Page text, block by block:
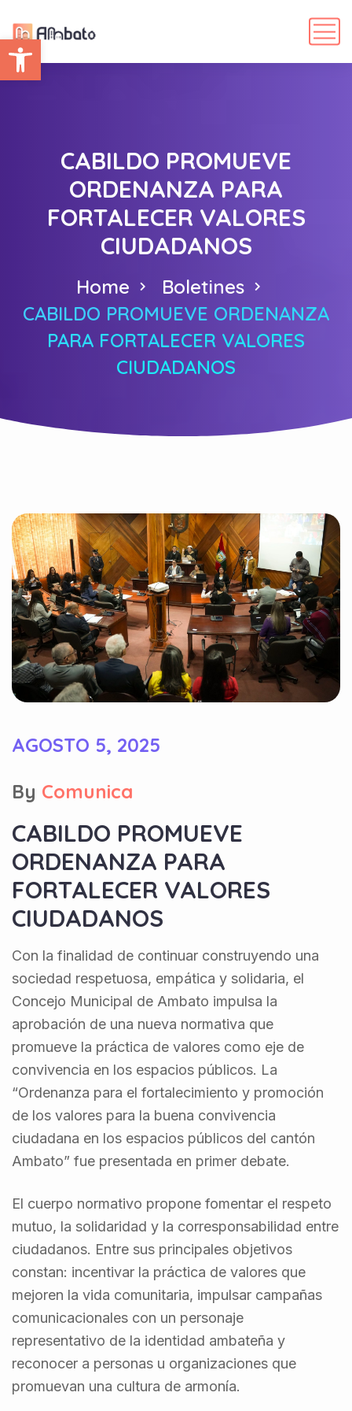
Abrir barra de herramientas
CABILDO PROMUEVE
ORDENANZA PARA
FORTALECER VALORES
CIUDADANOS
Home
Boletines
CABILDO PROMUEVE ORDENANZA
PARA FORTALECER VALORES
CIUDADANOS
AGOSTO 5, 2025
By Comunica
CABILDO PROMUEVE
ORDENANZA PARA
FORTALECER VALORES
CIUDADANOS
Con la finalidad de continuar construyendo una
sociedad respetuosa, empática y solidaria, el
Concejo Municipal de Ambato impulsa la
aprobación de una nueva normativa que
promueve la práctica de valores como eje de
convivencia en los espacios públicos. La
“Ordenanza para el fortalecimiento y promoción
de los valores para la buena convivencia
ciudadana en los espacios públicos del cantón
Ambato” fue presentada en primer debate.
El cuerpo normativo propone fomentar el respeto
mutuo, la solidaridad y la corresponsabilidad entre
ciudadanos. Entre sus principales objetivos
constan: incentivar la práctica de valores que
mejoren la vida comunitaria, impulsar campañas
comunicacionales con un personaje
representativo de la identidad ambateña y
reconocer a personas u organizaciones que
promuevan una cultura de armonía.